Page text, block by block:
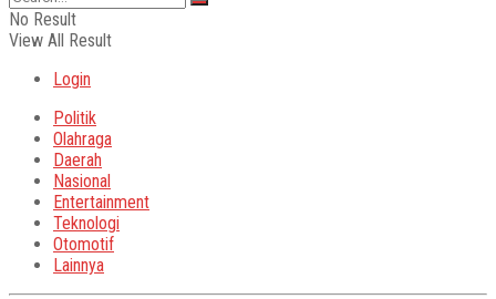
No Result
View All Result
Login
Politik
Olahraga
Daerah
Nasional
Entertainment
Teknologi
Otomotif
Lainnya